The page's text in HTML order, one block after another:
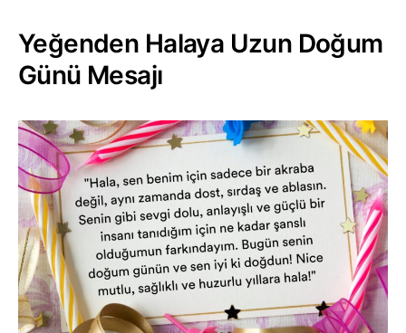
Yeğenden Halaya Uzun Doğum
Günü Mesajı